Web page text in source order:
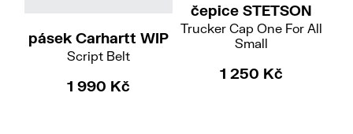
pásek Carhartt WIP
Script Belt
1 990 Kč
čepice STETSON
Trucker Cap One For All
Small
1 250 Kč